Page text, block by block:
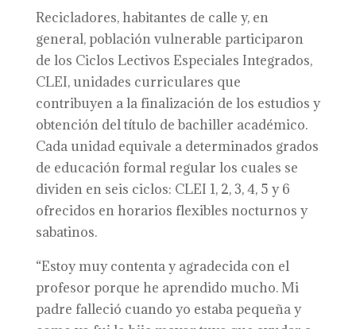
Recicladores, habitantes de calle y, en
general, población vulnerable participaron
de los Ciclos Lectivos Especiales Integrados,
CLEI, unidades curriculares que
contribuyen a la finalización de los estudios y
obtención del título de bachiller académico.
Cada unidad equivale a determinados grados
de educación formal regular los cuales se
dividen en seis ciclos: CLEI 1, 2, 3, 4, 5 y 6
ofrecidos en horarios flexibles nocturnos y
sabatinos.
“Estoy muy contenta y agradecida con el
profesor porque he aprendido mucho. Mi
padre falleció cuando yo estaba pequeña y